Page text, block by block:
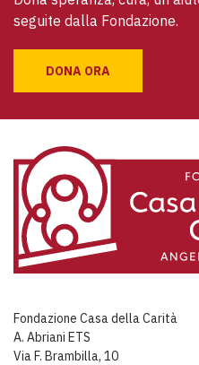
seguite dalla Fondazione.
DONA ORA
Fondazione Casa della Carità
A. Abriani ETS
Via F. Brambilla, 10